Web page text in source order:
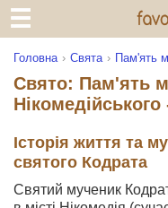
Головна Свята Пам'ять
Свято: Пам'ять
Історія життя та
святого Кодрата
Святий мученик